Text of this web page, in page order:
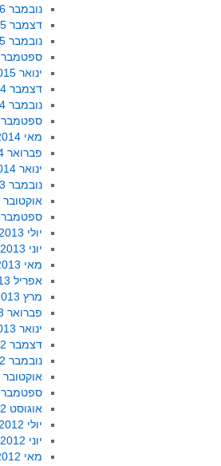
נובמבר 2016
דצמבר 2015
נובמבר 2015
ספטמבר 2015
ינואר 2015
דצמבר 2014
נובמבר 2014
ספטמבר 2014
מאי 2014
פברואר 2014
ינואר 2014
נובמבר 2013
אוקטובר 2013
ספטמבר 2013
יולי 2013
יוני 2013
מאי 2013
אפריל 2013
מרץ 2013
פברואר 2013
ינואר 2013
דצמבר 2012
נובמבר 2012
אוקטובר 2012
ספטמבר 2012
אוגוסט 2012
יולי 2012
יוני 2012
מאי 2012